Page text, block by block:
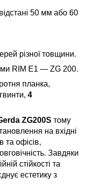
50 мм або 60
різної товщини.
RIM E1 — ZG 200.
планка,
4
ZG200S тому
на вхідні
та офісів,
Завдяки
стійкості та
естетику з